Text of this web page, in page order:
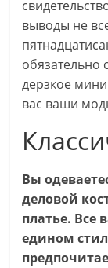
выводы не
обязательно
дерзкое
вас ваши
Вы
деловой
платье.
едином